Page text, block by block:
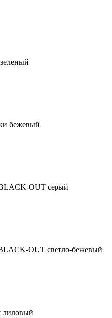
бежевый
OUT серый
OUT светло-бежевый